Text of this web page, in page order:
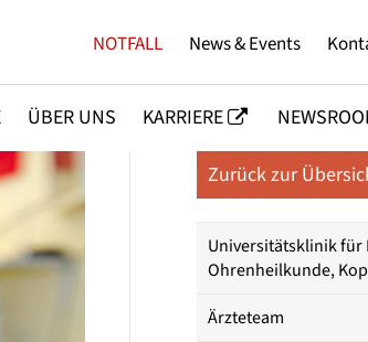
ÜBER UNS KARRIERE
NOTFALL News & Events
Zurück zur
Universitätsklinik für
Ohrenheilkunde,
Ärzteteam